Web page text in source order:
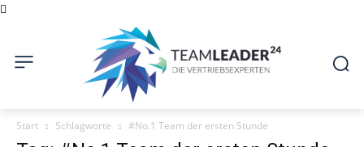
Start Schlagworte #No.1 Team der ersten Stunde